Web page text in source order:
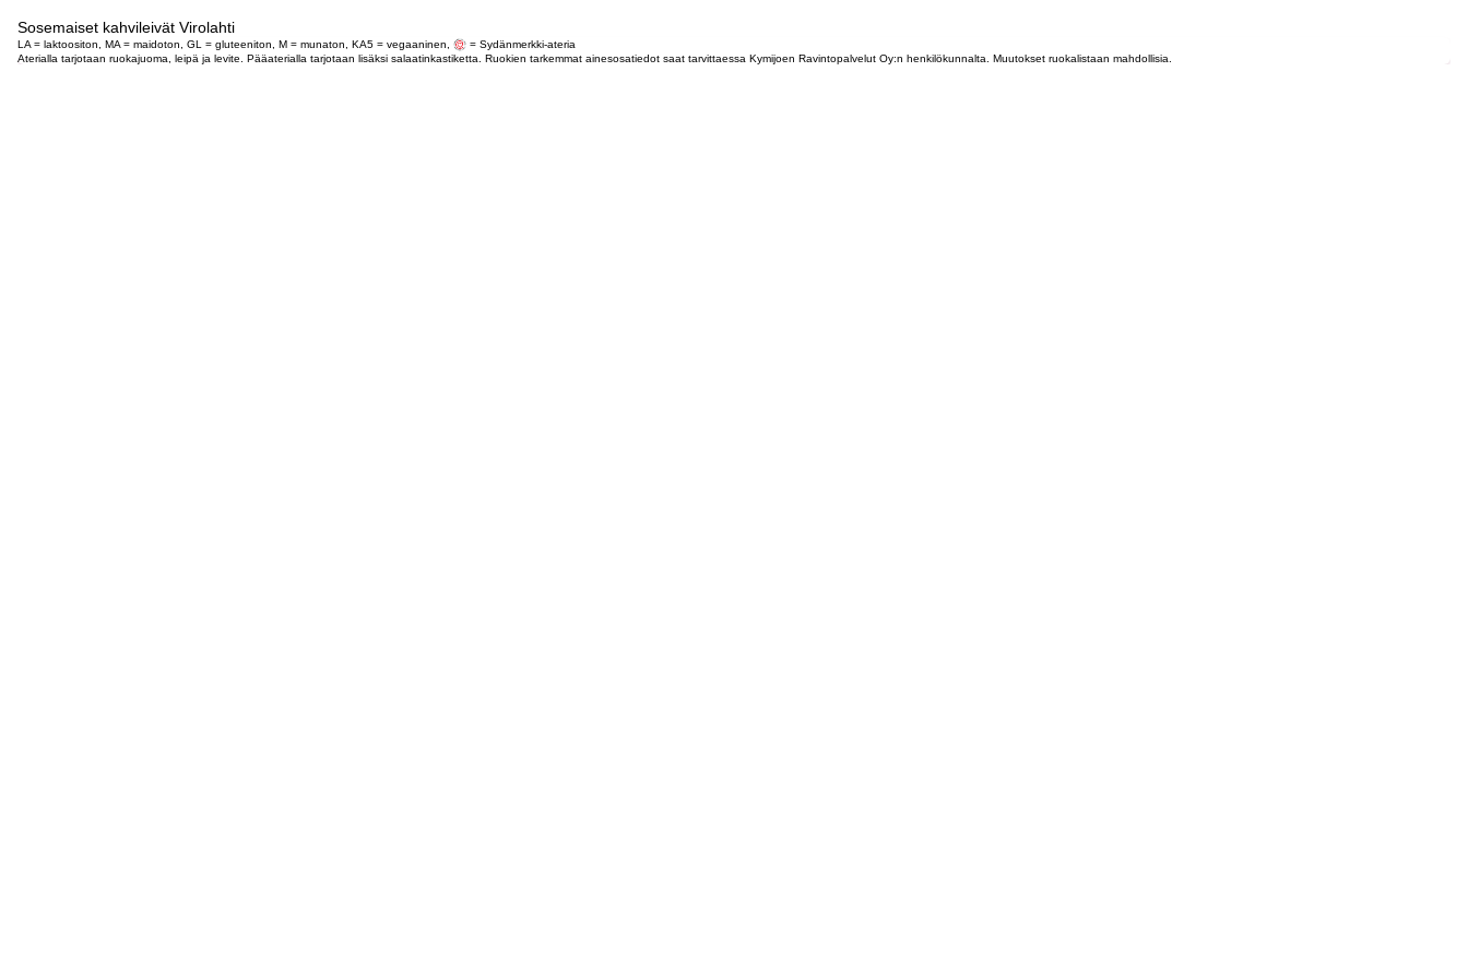
Sosemaiset kahvileivät Virolahti
LA = laktoositon, MA = maidoton, GL = gluteeniton, M = munaton, KA5 = vegaaninen,
= Sydänmerkki-ateria
Aterialla tarjotaan ruokajuoma, leipä ja levite. Pääaterialla tarjotaan lisäksi salaatinkastiketta. Ruokien tarkemmat ainesosatiedot saat tarvittaessa Kymijoen Ravintopalvelut Oy:n henkilökunnalta. Muutokset ruokalistaan mahdollisia.